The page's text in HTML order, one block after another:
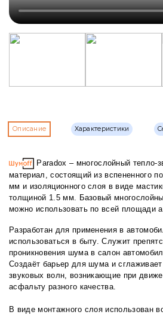
Описание Характеристики
Paradox – многослойный тепло-
материал, состоящий из вспененного
мм и изоляционного слоя в виде
толщиной 1.5 мм. Базовый
можно использовать по всей площади
Разработан для применения в
использоваться в быту. Служит
проникновения шума в салон
Создаёт барьер для шума и
звуковых волн, возникающие при
асфальту разного качества.
В виде монтажного слоя использован